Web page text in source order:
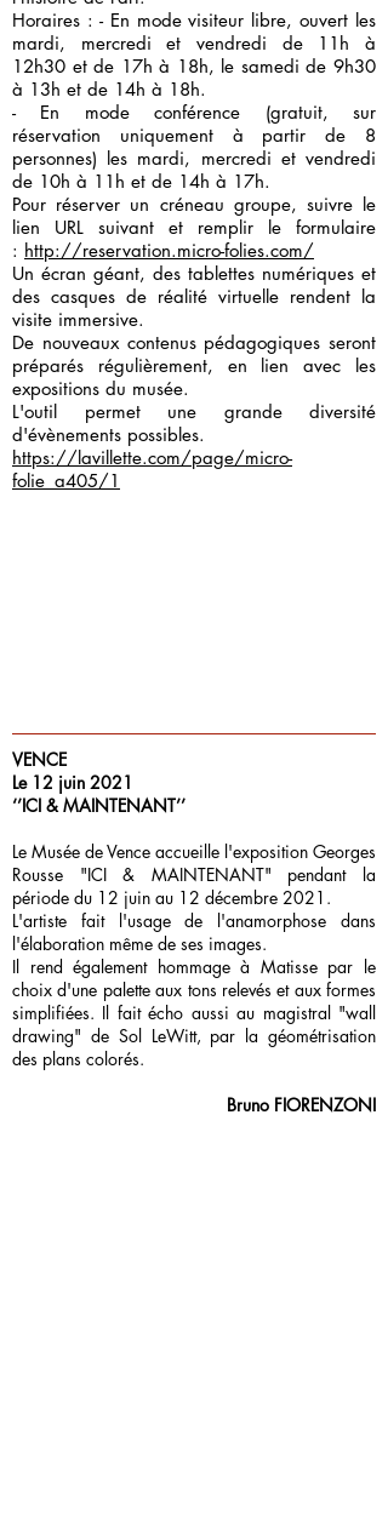
Horaires : - En mode visiteur libre, ouvert les
mardi, mercredi et vendredi de 11h à
12h30 et de 17h à 18h, le samedi de 9h30
à 13h et de 14h à 18h.
- En mode conférence (gratuit, sur
réservation uniquement à partir de 8
personnes) les mardi, mercredi et vendredi
de 10h à 11h et de 14h à 17h.
Pour réserver un créneau groupe, suivre le
lien URL suivant et remplir le formulaire
: http://reservation.micro-folies.com/
Un écran géant, des tablettes numériques et
des casques de réalité virtuelle rendent la
visite immersive.
De nouveaux contenus pédagogiques seront
préparés régulièrement, en lien avec les
expositions du musée.
L'outil permet une grande diversité
d'évènements possibles.
https://lavillette.com/page/micro-
folie_a405/1
VENCE
Le 12 juin 2021
‘’ICI & MAINTENANT’’
Le Musée de Vence accueille l'exposition Georges
Rousse "ICI & MAINTENANT" pendant la
période du 12 juin au 12 décembre 2021.
L'artiste fait l'usage de l'anamorphose dans
l'élaboration même de ses images.
Il rend également hommage à Matisse par le
choix d'une palette aux tons relevés et aux formes
simplifiées. Il fait écho aussi au magistral "wall
drawing" de Sol LeWitt, par la géométrisation
des plans colorés.
Bruno FIORENZONI